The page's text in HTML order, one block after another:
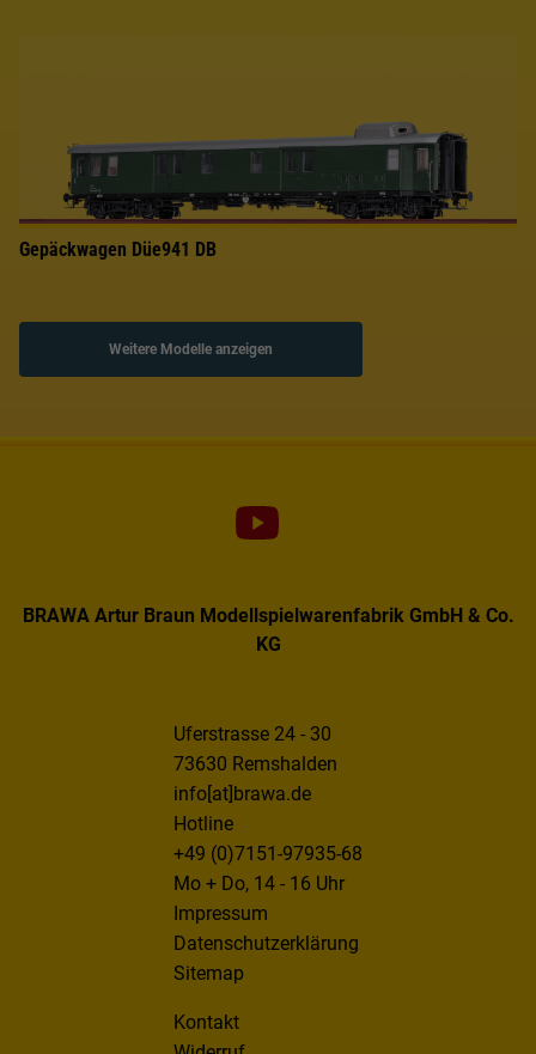
Gepäckwagen Düe941 DB
Weitere Modelle anzeigen
BRAWA Artur Braun Modellspielwarenfabrik GmbH & Co.
KG
Uferstrasse 24 - 30
73630 Remshalden
info[at]brawa.de
Hotline
+49 (0)7151-97935-68
Mo + Do, 14 - 16 Uhr
Impressum
Datenschutzerklärung
Sitemap
Kontakt